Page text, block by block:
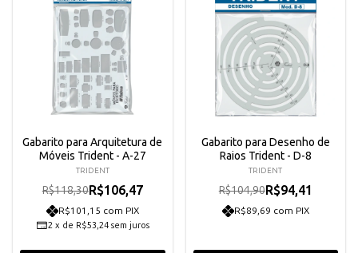
Gabarito para Arquitetura de
Móveis Trident - A-27
TRIDENT
R$118,30R$106,47
R$101,15 com PIX
2 x de R$53,24 sem juros
Gabarito para Desenho de
Raios Trident - D-8
TRIDENT
R$104,90R$94,41
R$89,69 com PIX